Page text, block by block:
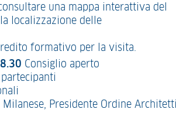
una mappa interattiva del
localizzazione delle
formativo per la visita.
Consiglio aperto
Milanese, Presidente Ordine Architetti